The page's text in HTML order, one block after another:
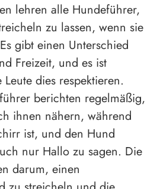
lehren alle Hundeführer,
zu lassen, wenn sie
gibt einen Unterschied
Freizeit, und es ist
dies respektieren.
berichten regelmäßig,
ihnen nähern, während
ist, und den Hund
nur Hallo zu sagen. Die
darum, einen